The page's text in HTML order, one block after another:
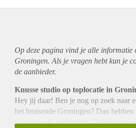
Op deze pagina vind je alle informatie
Groningen. Als je vragen hebt kun je
de aanbieder.
Knusse studio op toplocatie in
Hey jij daar! Ben je nog op zoek naar
het bruisende Groningen? Dan
voor je in de aanbieding. Gelegen aan